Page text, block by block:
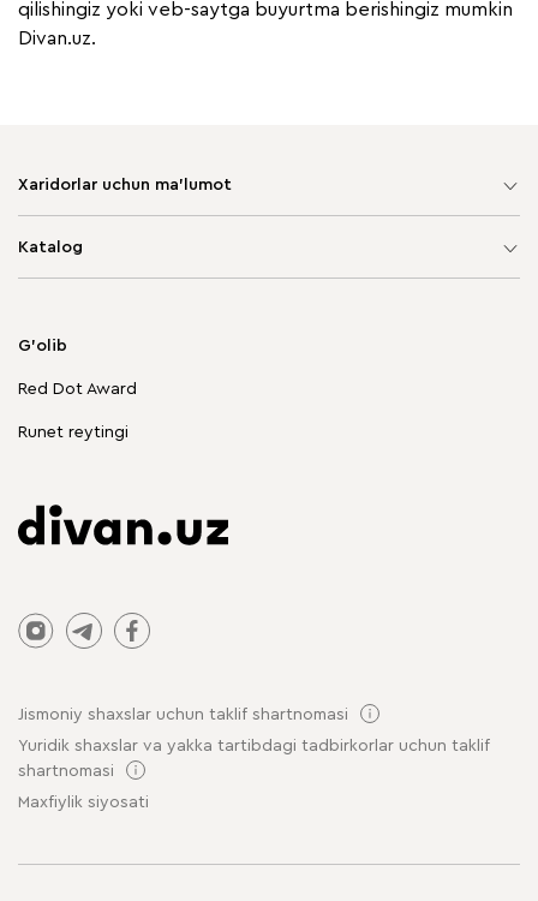
qilishingiz yoki veb-saytga buyurtma berishingiz mumkin
Divan.uz.
Xaridorlar uchun ma'lumot
Katalog
G'olib
Red Dot Award
Runet reytingi
Jismoniy shaxslar uchun taklif shartnomasi
Yuridik shaxslar va yakka tartibdagi tadbirkorlar uchun taklif
shartnomasi
Maxfiylik siyosati